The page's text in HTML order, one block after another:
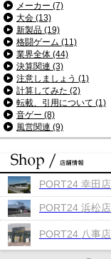
メーカー (7)
大会 (13)
新製品 (19)
格闘ゲーム (11)
業界全体 (44)
決算関連 (3)
注意しましょう (1)
計算してみた (2)
転載、引用について (1)
音ゲー (8)
風営関連 (9)
PORT24 幸田店
PORT24 浜松店
PORT24 八事店